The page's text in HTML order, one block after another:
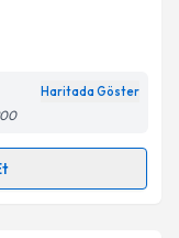
Aydınlatma
belirtilen
Haritada Göster